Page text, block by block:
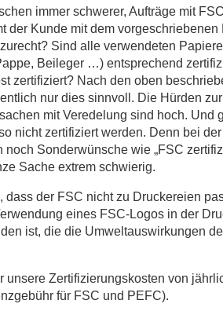
immer schwerer, Aufträge mit
der Kunde mit dem vorgeschriebenen
Sind alle verwendeten
Beileger …) entsprechend
zertifiziert? Nach den oben
nur dies sinnvoll. Die Hürden
mit Veredelung sind hoch. Und
nicht zertifiziert werden. Denn bei
noch Sonderwünsche wie „FSC
Sache extrem schwierig.
dass der FSC nicht zu Druckereien
eines FSC-Logos in der
ist, die die Umweltauswirkungen
unsere Zertifizierungskosten von
für FSC und PEFC).